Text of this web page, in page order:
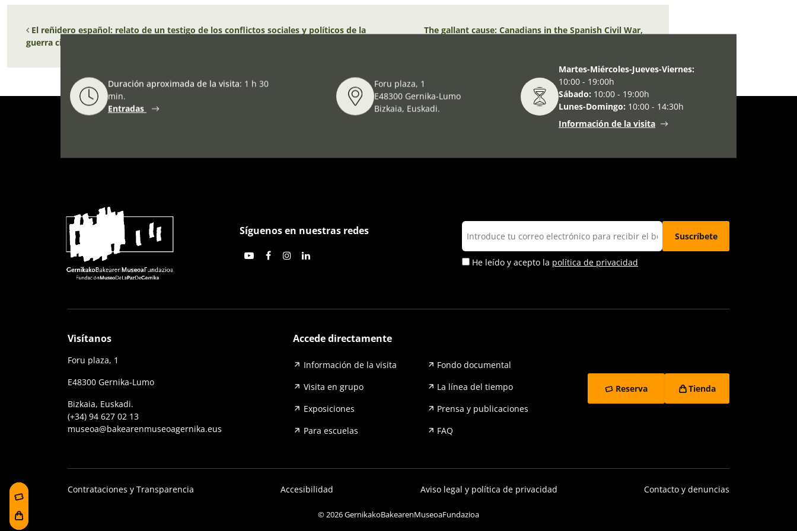
Navegación de entradas
El reñidero español: relato de un testigo de los conflictos sociales y políticos de la
guerra civil española
The gallant cause: Canadians in the Spanish Civil War,
Duración aproximada de la visita: 1 h 30
min.
Entradas
Foru plaza, 1
E48300 Gernika-Lumo
Bizkaia, Euskadi.
Martes-Miércoles-Jueves-Viernes:
10:00 - 19:00h
Sábado: 10:00 - 19:00h
Lunes-Domingo: 10:00 - 14:30h
Información de la visita
Síguenos en nuestras redes
He leído y acepto la política de privacidad
Visítanos
Foru plaza, 1
E48300 Gernika-Lumo
Bizkaia, Euskadi.
(+34) 94 627 02 13
museoa@bakearenmuseoagernika.eus
Accede directamente
Información de la visita
Fondo documental
Visita en grupo
La línea del tiempo
Exposiciones
Prensa y publicaciones
Para escuelas
FAQ
Reserva Tienda
Contrataciones y Transparencia Accesibilidad Aviso legal y política de privacidad Contacto y denuncias
© 2026 GernikakoBakearenMuseoaFundazioa